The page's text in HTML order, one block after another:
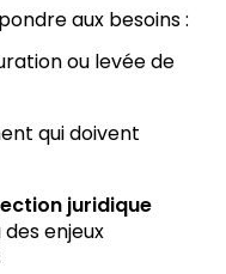
aux besoins :
ou levée de
qui doivent
juridique
enjeux